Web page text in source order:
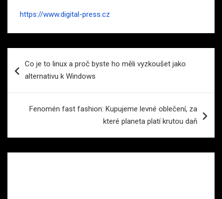
https://www.digital-press.cz
proCo je to linux a proč byste ho měli vyzkoušet jako
alternativu k Windows
Fenomén fast fashion: Kupujeme levné oblečení, za
které planeta platí krutou daň